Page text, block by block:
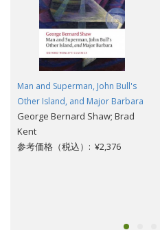
Man and Superman, John Bull's
Other Island, and Major Barbara
George Bernard Shaw; Brad
Kent
参考価格（税込）: ¥2,376